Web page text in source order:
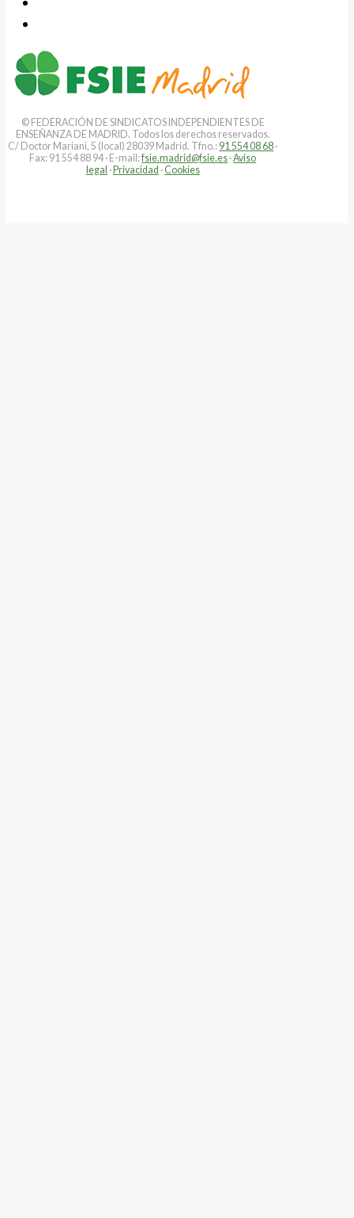
© FEDERACIÓN DE SINDICATOS INDEPENDIENTES DE
ENSEÑANZA DE MADRID. Todos los derechos reservados.
C/ Doctor Mariani, 5 (local) 28039 Madrid. Tfno.: 91 554 08 68 ·
Fax: 91 554 88 94 · E-mail:fsie.madrid@fsie.es ·Aviso
legal ·Privacidad · Cookies